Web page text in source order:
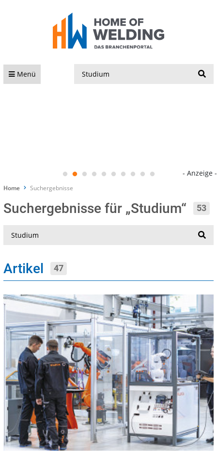
Menü
- Anzeige -
Home Suchergebnisse
Suchergebnisse für „Studium“ 53
Artikel 47